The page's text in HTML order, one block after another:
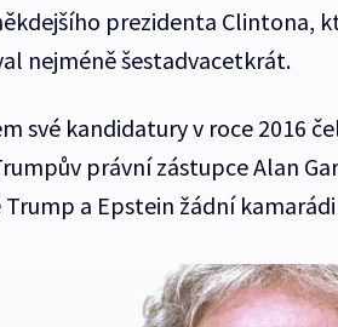
prezidenta Clintona,
nejméně šestadvacetkrát.
své kandidatury v roce 2016
právní zástupce Alan
a Epstein žádní